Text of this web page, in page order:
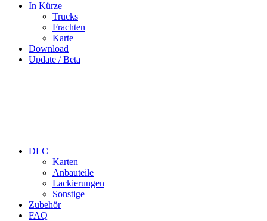
In Kürze
Trucks
Frachten
Karte
Download
Update / Beta
DLC
Karten
Anbauteile
Lackierungen
Sonstige
Zubehör
FAQ